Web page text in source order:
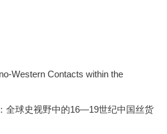
Western Contacts within the
全球史视野中的16—19世纪中国丝货